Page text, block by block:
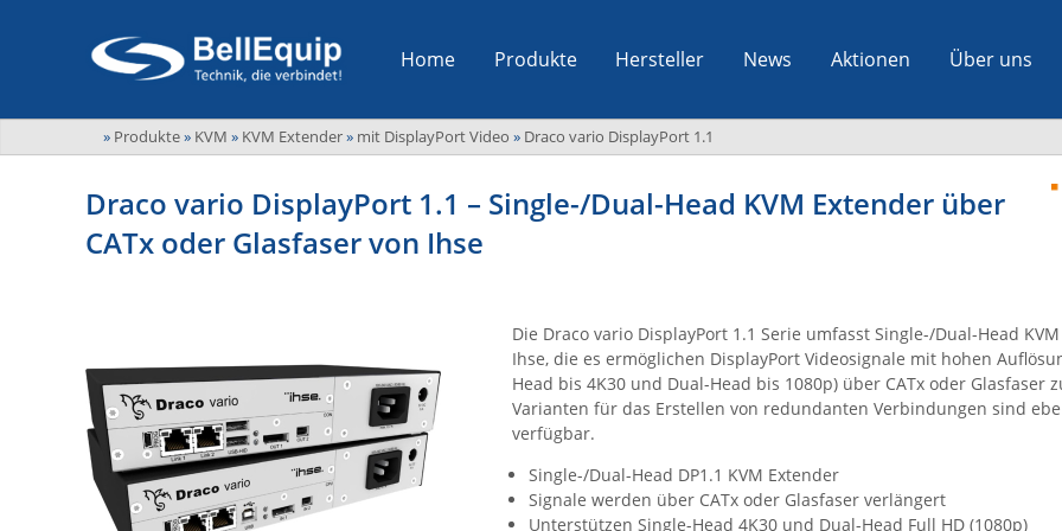
Home Produkte Hersteller News Aktionen Über uns
» Produkte» KVM » KVM Extender» mit DisplayPort Video » Draco vario DisplayPort 1.1
Draco vario DisplayPort 1.1 – Single-/Dual-Head KVM Extender über
CATx oder Glasfaser von Ihse
Die Draco vario DisplayPort 1.1 Serie umfasst Single-/Dual-Head
Ihse, die es ermöglichen DisplayPort Videosignale mit hohen
Head bis 4K30 und Dual-Head bis 1080p) über CATx oder Glasfaser
Varianten für das Erstellen von redundanten Verbindungen sind
verfügbar.
Single-/Dual-Head DP1.1 KVM Extender
Signale werden über CATx oder Glasfaser verlängert
Unterstützen Single-Head 4K30 und Dual-Head Full HD (1080p)